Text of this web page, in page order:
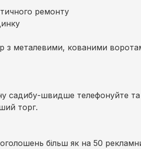
ремонту
з металевими, кованими
садибу-швидше телефонуйте
торг.
більш як на 50